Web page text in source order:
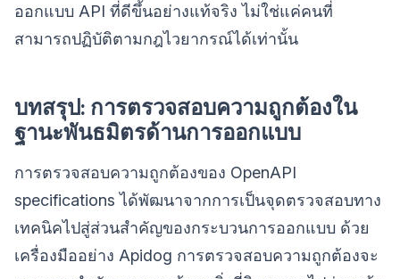
ออกแบบ API ที่ดีขึ้นอย่างแท้จริง ไม่ใช่แค่คนที่
สามารถปฏิบัติตามกฎไวยากรณ์ได้เท่านั้น
บทสรุป: การตรวจสอบความถูกต้องใน
ฐานะพันธมิตรด้านการออกแบบ
การตรวจสอบความถูกต้องของ OpenAPI
specifications ได้พัฒนาจากการเป็นจุดตรวจสอบทาง
เทคนิคไปสู่ส่วนสำคัญของกระบวนการออกแบบ ด้วย
เครื่องมืออย่าง Apidog การตรวจสอบความถูกต้องจะ